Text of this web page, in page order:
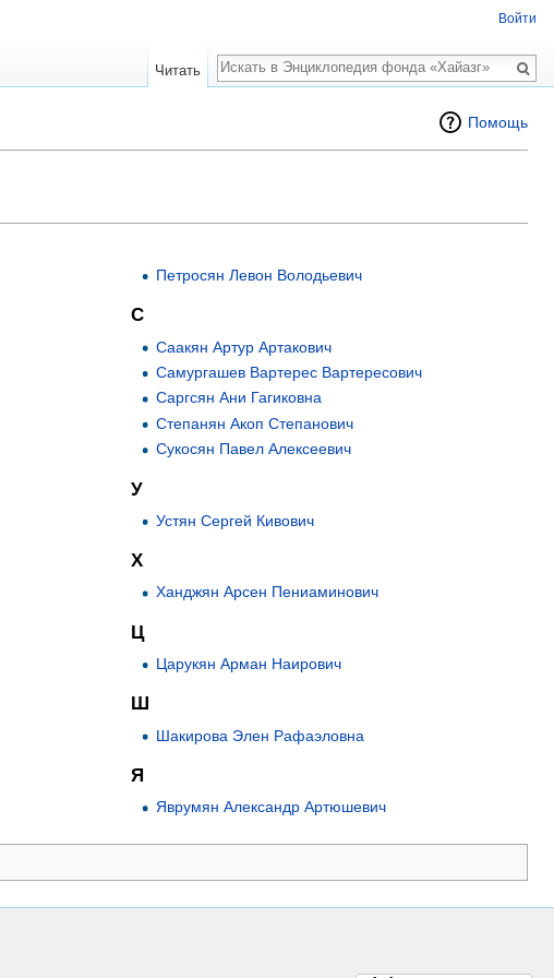
Помощь
Петросян Левон Володьевич
С
Саакян Артур Артакович
Самургашев Вартерес Вартересович
Саргсян Ани Гагиковна
Степанян Акоп Степанович
Сукосян Павел Алексеевич
У
Устян Сергей Кивович
Х
Ханджян Арсен Пениаминович
Ц
Царукян Арман Наирович
Ш
Шакирова Элен Рафаэловна
Я
Яврумян Александр Артюшевич
Войти
Читать
Поиск